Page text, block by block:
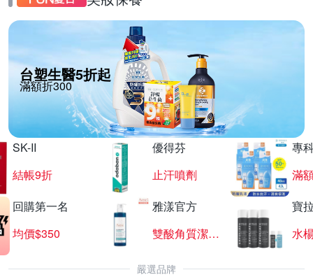
台塑生醫5折起
滿額折300
SK-II
結帳9折
優得芬
止汗噴劑
專
滿
回購第一名
均價$350
雅漾官方
雙酸角質潔膚露
寶
水
嚴選品牌